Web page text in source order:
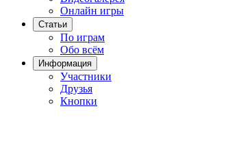
Онлайн игры
Статьи
По играм
Обо всём
Информация
Участники
Друзья
Кнопки